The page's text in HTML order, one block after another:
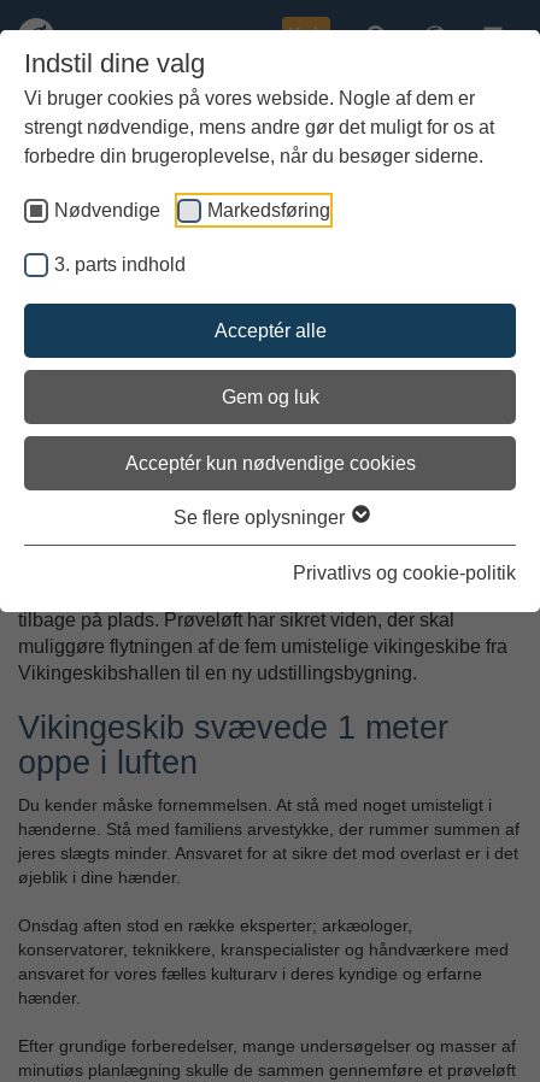
Indstil dine valg
Vi bruger cookies på vores webside. Nogle af dem er
strengt nødvendige, mens andre gør det muligt for os at
forbedre din brugeroplevelse, når du besøger siderne.
Nødvendige Markedsføring
3. parts indhold
Acceptér alle
Gem og luk
Acceptér kun nødvendige cookies
Se flere oplysninger
Privatlivs og cookie-politik
indhold
Køb
Kunsten at flytte kulturarv
tilbage på plads. Prøveløft har sikret viden, der skal
muliggøre flytningen af de fem umistelige vikingeskibe fra
Vikingeskibshallen til en ny udstillingsbygning.
Vikingeskib svævede 1 meter
oppe i luften
Du kender måske fornemmelsen. At stå med noget umisteligt i
hænderne. Stå med familiens arvestykke, der rummer summen af
jeres slægts minder. Ansvaret for at sikre det mod overlast er i det
øjeblik i dine hænder.
Onsdag aften stod en række eksperter; arkæologer,
konservatorer, teknikkere, kranspecialister og håndværkere med
ansvaret for vores fælles kulturarv i deres kyndige og erfarne
hænder.
Efter grundige forberedelser, mange undersøgelser og masser af
minutiøs planlægning skulle de sammen gennemføre et prøveløft